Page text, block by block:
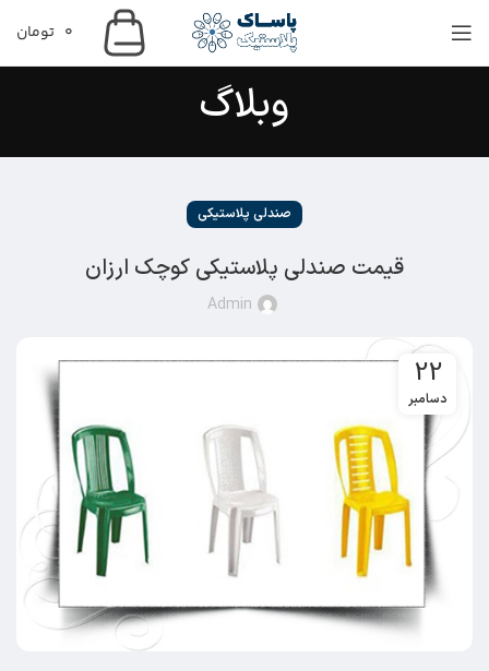
0 تومان
وبلاگ
صندلی پلاستیکی
قیمت صندلی پلاستیکی کوچک ارزان
Admin
22
دسامبر